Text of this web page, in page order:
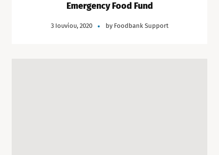
Emergency Food Fund
3 Ιουνίου, 2020 by Foodbank Support